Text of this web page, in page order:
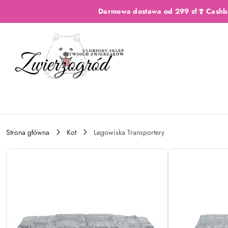
Przejdź do treści głównej
Przejdź do wyszukiwarki
Przejdź do moje konto
Przejdź do menu głównego
Przejdź do opisu produktuDarmowa dostawa od 299 zł ❣️
Strona główna Kot
Legowiska Transportery